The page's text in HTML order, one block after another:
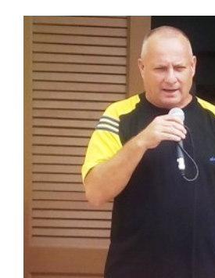
Trinidad
2023»